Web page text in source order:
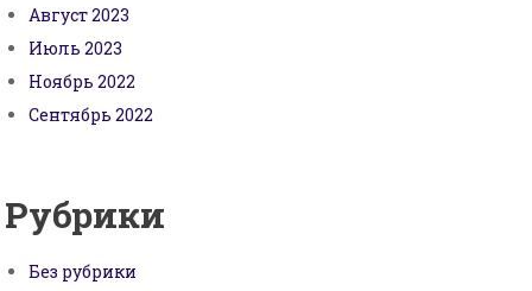
Август 2023
Июль 2023
Ноябрь 2022
Сентябрь 2022
Рубрики
Без рубрики